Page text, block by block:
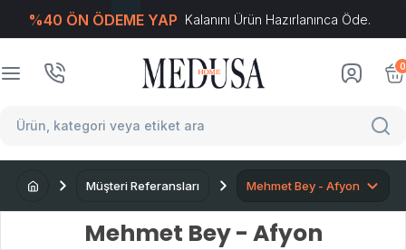
%40 ÖN ÖDEME YAP Kalanını Ürün Hazırlanınca Öde.
0
Müşteri Referansları Mehmet Bey - Afyon
Mehmet Bey - Afyon
T-Soft E-Ticaret Sistemleriyle Hazırlanmıştır.